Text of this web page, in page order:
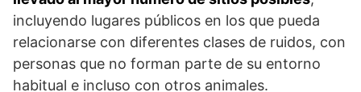
incluyendo lugares públicos en los que pueda
relacionarse con diferentes clases de ruidos, con
personas que no forman parte de su entorno
habitual e incluso con otros animales.